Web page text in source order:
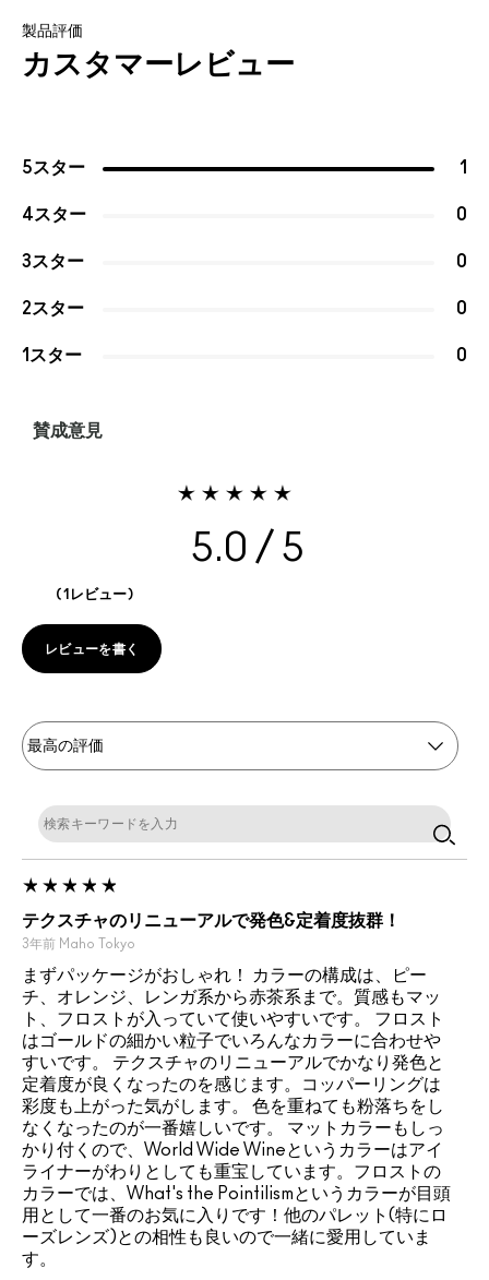
製品評価
カスタマーレビュー
5スター 1
4スター 0
3スター 0
2スター 0
1スター 0
賛成意見
5.0
1レビュー
レビューを書く
テクスチャのリニューアルで発色&定着度抜群！
3年前 Maho Tokyo
まずパッケージがおしゃれ！ カラーの構成は、ピー
チ、オレンジ、レンガ系から赤茶系まで。質感もマッ
ト、フロストが入っていて使いやすいです。 フロスト
はゴールドの細かい粒子でいろんなカラーに合わせや
すいです。 テクスチャのリニューアルでかなり発色と
定着度が良くなったのを感じます。コッパーリングは
彩度も上がった気がします。 色を重ねても粉落ちをし
なくなったのが一番嬉しいです。 マットカラーもしっ
かり付くので、World Wide Wineというカラーはアイ
ライナーがわりとしても重宝しています。フロストの
カラーでは、What's the Pointilismというカラーが目頭
用として一番のお気に入りです！他のパレット(特にロ
ーズレンズ)との相性も良いので一緒に愛用していま
す。